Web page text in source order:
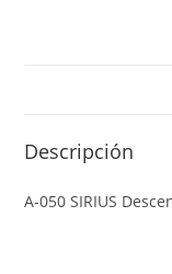
Descripción
A-050 SIRIUS